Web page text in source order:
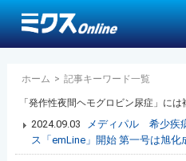
ホーム > 記事キーワード一覧
「発作性夜間ヘモグロビン尿症」には
2024.09.03
メディパル 希少疾
ス「emLine」開始 第一号は旭化